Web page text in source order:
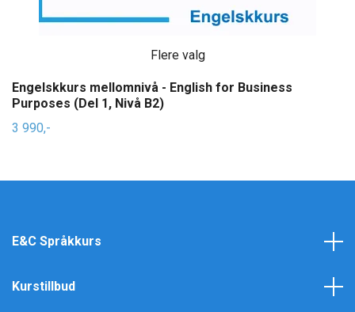
Flere valg
Engelskkurs mellomnivå - English for Business
Purposes (Del 1, Nivå B2)
3 990,-
E&C Språkkurs
Kurstillbud